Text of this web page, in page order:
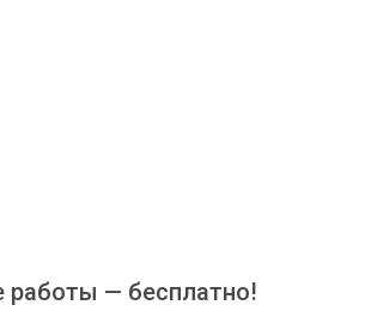
работы — бесплатно!